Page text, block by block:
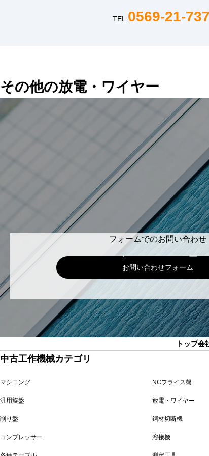
TEL:0569-21-
その他の放電・ワイヤー
フォームでのお問い合わせ
お問い合わせフォーム
トップ会
中古工作機械カテゴリ
マシニング NCフライス盤
汎用旋盤 放電・ワイヤー
削り盤 鋼材切断機
コンプレッサー 溶接機